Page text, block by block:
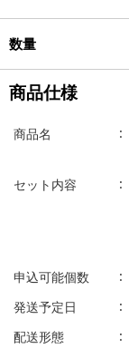
数量
商品仕様
商品名
セット内容
申込可能個数
発送予定日
配送形態